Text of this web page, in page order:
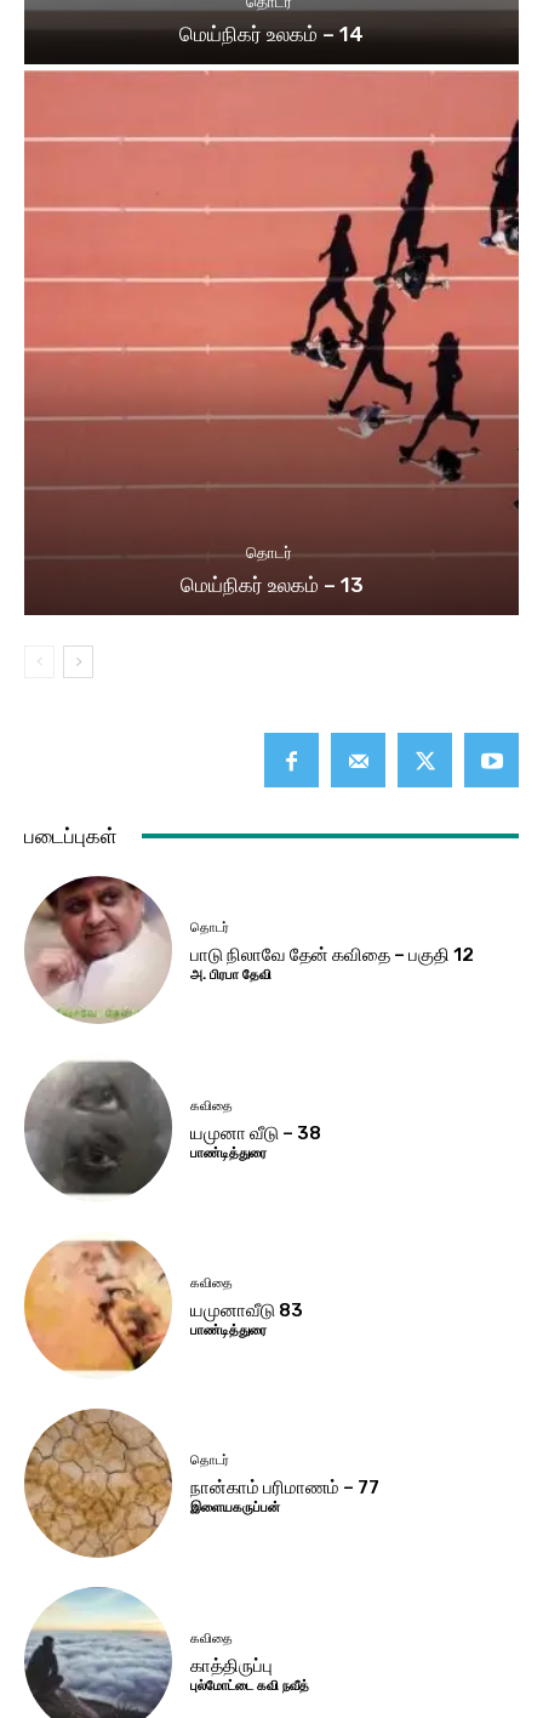
மெய்நிகர் உலகம் – 14
தொடர்
மெய்நிகர் உலகம் – 13
படைப்புகள்
தொடர்
பாடு நிலாவே தேன் கவிதை – பகுதி 12
அ. பிரபா தேவி
கவிதை
யமுனா வீடு – 38
பாண்டித்துரை
கவிதை
யமுனாவீடு 83
பாண்டித்துரை
தொடர்
நான்காம் பரிமாணம் – 77
இளையகருப்பன்
கவிதை
காத்திருப்பு
புல்மோட்டை கவி நவீத்